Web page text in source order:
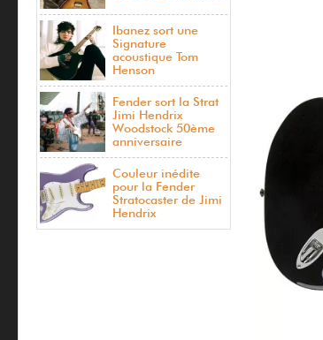
Ibanez sort une
Signature
acoustique Tom
Henson
Fender sort la Strat
Jimi Hendrix
Woodstock 50ème
anniversaire
Couleur inédite
pour la Fender
Stratocaster de Jimi
Hendrix